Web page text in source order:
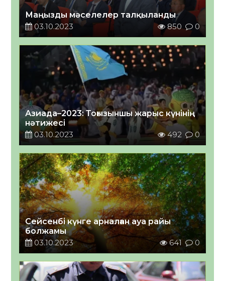
Маңызды мәселелер талқыланды
03.10.2023
850 0
Азиада–2023: Тоғызыншы жарыс күнінің
нәтижесі
03.10.2023
492 0
Сейсенбі күнге арналған ауа райы
болжамы
03.10.2023
641 0